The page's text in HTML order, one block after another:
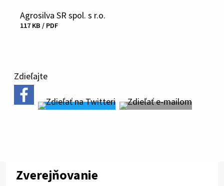
Stiahnuť
Agrosilva SR spol. s r.o.
117 KB / PDF
Zdieľajte
Zverejňovanie